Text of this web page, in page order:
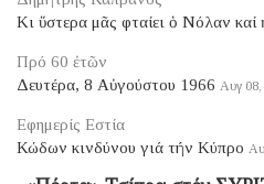
Κι ὕστερα μᾶς φταίει ὁ Νόλαν
Πρό 60 ἐτῶν
Δευτέρα, 8 Αὐγούστου 1966 Αυγ
Εφημερίς Εστία
Κώδων κινδύνου γιά τήν Κύπρο